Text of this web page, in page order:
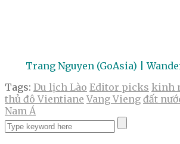
Trang Nguyen (GoAsia) |
Tags: Du lịch Lào Editor picks kinh
thủ đô Vientiane Vang Vieng đất
Nam Á